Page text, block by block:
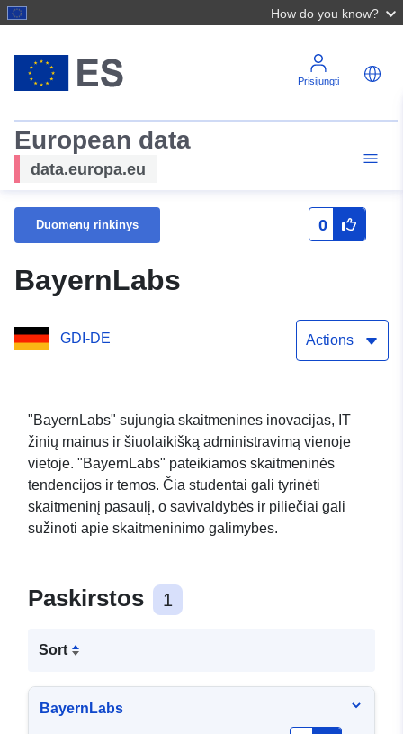
How do you know?
Prisijungti
European data
data.europa.eu
Duomenų rinkinys 0
BayernLabs
GDI-DE Actions
"BayernLabs" sujungia skaitmenines inovacijas, IT
žinių mainus ir šiuolaikišką administravimą vienoje
vietoje. "BayernLabs" pateikiamos skaitmeninės
tendencijos ir temos. Čia studentai gali tyrinėti
skaitmeninį pasaulį, o savivaldybės ir piliečiai gali
sužinoti apie skaitmeninimo galimybes.
Paskirstos 1
Sort
BayernLabs